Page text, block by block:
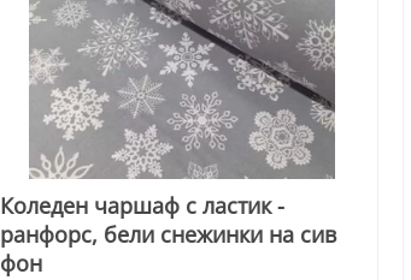
Коледен чаршаф с ластик -
ранфорс, бели снежинки на сив
фон